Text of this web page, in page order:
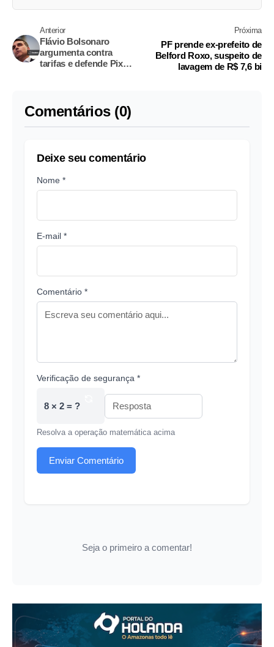
Anterior
Flávio Bolsonaro
argumenta contra
tarifas e defende Pix
Próxima
PF prende ex-prefeito de
Belford Roxo, suspeito de
lavagem de R$ 7,6 bi
Comentários (0)
Deixe seu comentário
Nome *
E-mail *
Comentário *
Verificação de segurança *
8 × 2 = ?
Resolva a operação matemática acima
Enviar Comentário
Seja o primeiro a comentar!